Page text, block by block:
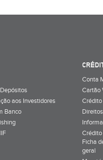
aos Investidores
Banco
Conta
Cartão
Ficha
geral